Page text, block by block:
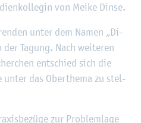
von Meike Dinse.
unter dem Namen „Di­
Ta­gung. Nach wei­te­ren
ent­schied sich die
unter das Ober­the­ma zu stel­
zur Pro­blem­la­ge